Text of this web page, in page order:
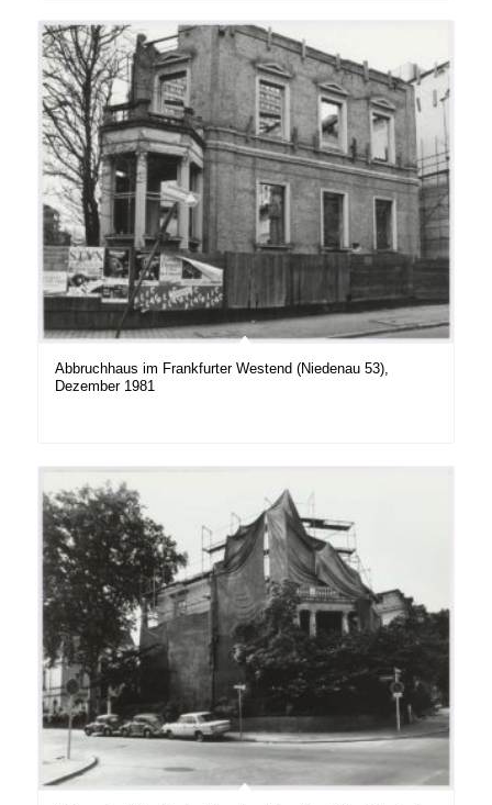
Abbruchhaus im Frankfurter Westend (Niedenau 53),
Dezember 1981